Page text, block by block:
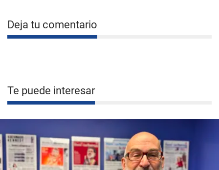
Deja tu comentario
Te puede interesar